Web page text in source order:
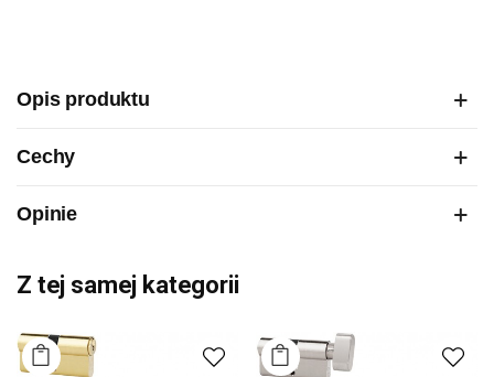
Opis produktu
Cechy
Opinie
Z tej samej kategorii